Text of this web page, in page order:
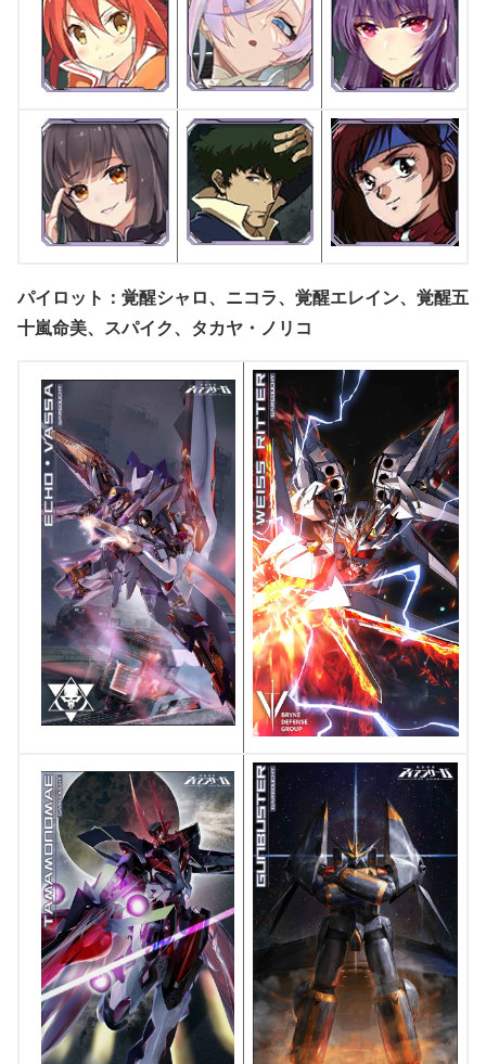
パイロット：覚醒シャロ、ニコラ、覚醒エレイン、覚醒五
十嵐命美、スパイク、タカヤ・ノリコ